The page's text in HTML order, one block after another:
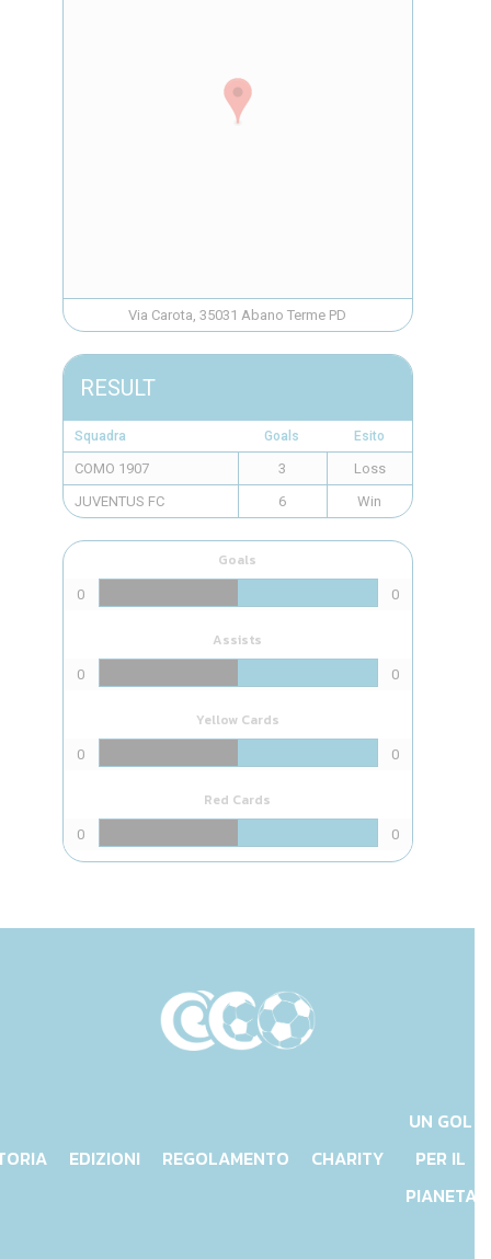
Via Carota, 35031 Abano Terme PD
RESULT
Squadra Goals Esito
COMO 1907 3
Loss
JUVENTUS FC
6 Win
Goals
0 0
Assists
0 0
Yellow Cards
0 0
Red Cards
0 0
EDIZIONI REGOLAMENTO CHARITY
UN GOL
PER IL
PIANETA